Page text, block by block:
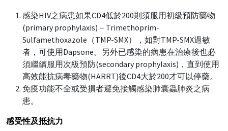
感染HIV之病患如果CD4低於200則須服用初級預防藥物
(primary prophylaxis)－Trimethoprim-
Sulfamethoxazole（TMP-SMX），如對TMP-SMX過敏
者，可使用Dapsone。另外已感染的病患在治療後也必
須繼續服用次級預防(secondary prophylaxis)，直到使用
高效能抗病毒藥物(HARRT)後CD4大於200才可以停藥。
免疫功能不全或受損者避免接觸感染肺囊蟲肺炎之病
患。
感受性及抵抗力